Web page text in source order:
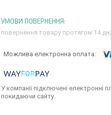
повернення товару протягом 14
У компанії підключені електронні
покидаючи сайту.